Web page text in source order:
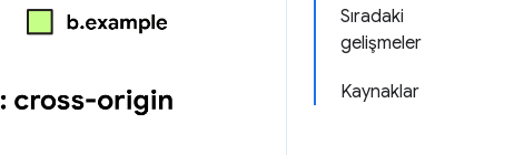
Sıradaki
gelişmeler
Kaynaklar